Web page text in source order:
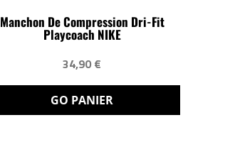
Manchon De Compression Dri-Fit
Playcoach NIKE
34,90 €
GO PANIER